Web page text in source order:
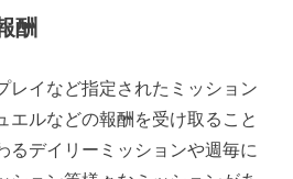
酬
レイなど指定されたミッション
エルなどの報酬を受け取ること
るデイリーミッションや週毎に